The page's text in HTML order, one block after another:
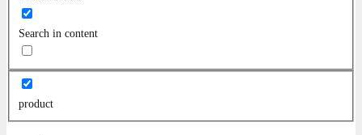
Search in content
product